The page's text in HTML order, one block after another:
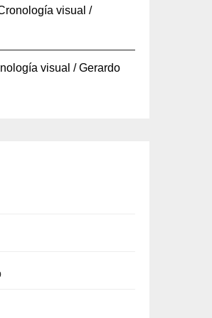
visual /
visual / Gerardo